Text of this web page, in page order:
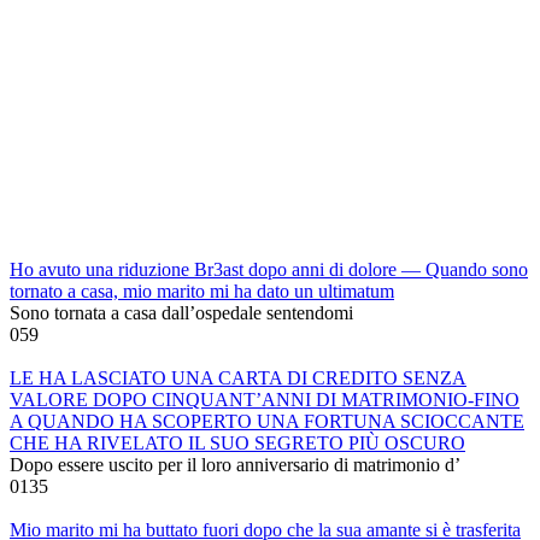
Ho avuto una riduzione Br3ast dopo anni di dolore — Quando sono
tornato a casa, mio marito mi ha dato un ultimatum
Sono tornata a casa dall’ospedale sentendomi
059
LE HA LASCIATO UNA CARTA DI CREDITO SENZA
VALORE DOPO CINQUANT’ANNI DI MATRIMONIO-FINO
A QUANDO HA SCOPERTO UNA FORTUNA SCIOCCANTE
CHE HA RIVELATO IL SUO SEGRETO PIÙ OSCURO
Dopo essere uscito per il loro anniversario di matrimonio d’
0135
Mio marito mi ha buttato fuori dopo che la sua amante si è trasferita